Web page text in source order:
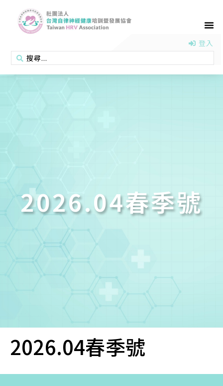
登入
2026.04春季號
2026.04春季號
您已成功送出會員申請
您好，您的會員申請，已成功送出，經本協會理事